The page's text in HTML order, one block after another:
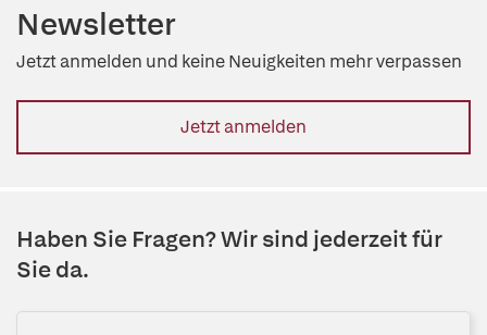
Newsletter
Jetzt anmelden und keine Neuigkeiten mehr verpassen
Jetzt anmelden
Haben Sie Fragen? Wir sind jederzeit für
Sie da.